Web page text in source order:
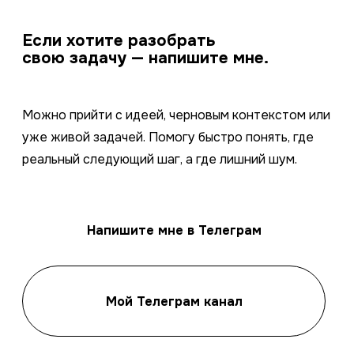
Если хотите разобрать
свою задачу — напишите мне.
Можно прийти с идеей, черновым контекстом или
уже живой задачей. Помогу быстро понять, где
реальный следующий шаг, а где лишний шум.
Напишите мне в Телеграм
Мой Телеграм канал